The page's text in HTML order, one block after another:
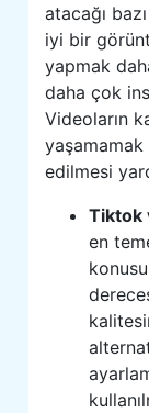
atacağı
iyi bir
yapmak
daha çok
Videoların
yaşamamak
edilmesi
Tiktok
en